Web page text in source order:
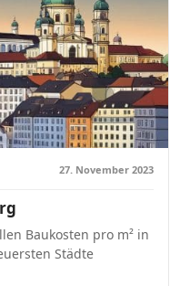
27. November 2023
Baukosten pro m² in
Städte